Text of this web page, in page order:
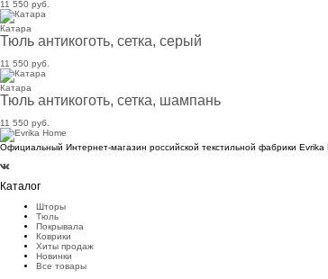
11 550 руб.
Катара
Тюль антикоготь, сетка, серый
11 550 руб.
Катара
Тюль антикоготь, сетка, шампань
11 550 руб.
Официальный Интернет-магазин российской текстильной фабрики
Каталог
Шторы
Тюль
Покрывала
Коврики
Хиты продаж
Новинки
Все товары